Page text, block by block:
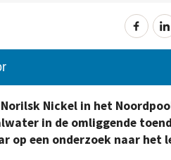
Nickel in het
in de omliggende
op een onderzoek naar het